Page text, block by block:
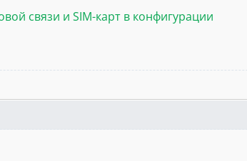
связи и SIM-карт в конфигурации